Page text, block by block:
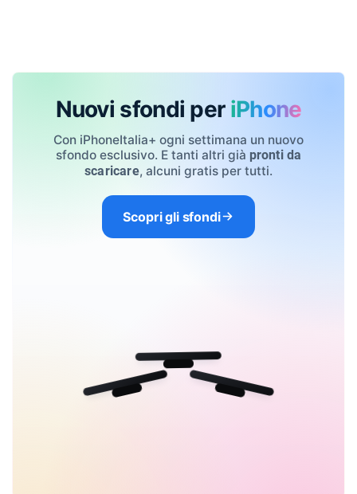
Nuovi sfondi per iPhone
Con iPhoneItalia+ ogni settimana un nuovo
sfondo esclusivo. E tanti altri già pronti da
scaricare, alcuni gratis per tutti.
Scopri gli sfondi